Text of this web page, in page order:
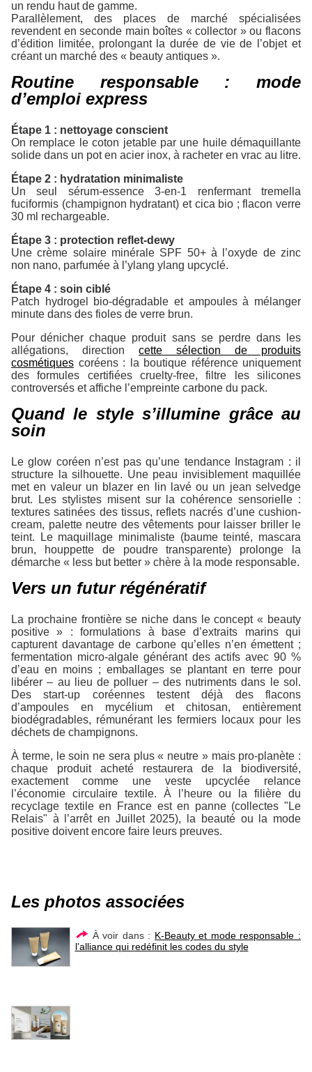
un rendu haut de gamme.
Parallèlement, des places de marché spécialisées
revendent en seconde main boîtes « collector » ou flacons
d’édition limitée, prolongant la durée de vie de l’objet et
créant un marché des « beauty antiques ».
Routine responsable : mode
d’emploi express
Étape 1 : nettoyage conscient
On remplace le coton jetable par une huile démaquillante
solide dans un pot en acier inox, à racheter en vrac au litre.
Étape 2 : hydratation minimaliste
Un seul sérum-essence 3-en-1 renfermant tremella
fuciformis (champignon hydratant) et cica bio ; flacon verre
30 ml rechargeable.
Étape 3 : protection reflet-dewy
Une crème solaire minérale SPF 50+ à l’oxyde de zinc
non nano, parfumée à l’ylang ylang upcyclé.
Étape 4 : soin ciblé
Patch hydrogel bio-dégradable et ampoules à mélanger
minute dans des fioles de verre brun.
Pour dénicher chaque produit sans se perdre dans les
allégations, direction cette sélection de produits
cosmétiques coréens : la boutique référence uniquement
des formules certifiées cruelty-free, filtre les silicones
controversés et affiche l’empreinte carbone du pack.
Quand le style s’illumine grâce au
soin
Le glow coréen n’est pas qu’une tendance Instagram : il
structure la silhouette. Une peau invisiblement maquillée
met en valeur un blazer en lin lavé ou un jean selvedge
brut. Les stylistes misent sur la cohérence sensorielle :
textures satinées des tissus, reflets nacrés d’une cushion-
cream, palette neutre des vêtements pour laisser briller le
teint. Le maquillage minimaliste (baume teinté, mascara
brun, houppette de poudre transparente) prolonge la
démarche « less but better » chère à la mode responsable.
Vers un futur régénératif
La prochaine frontière se niche dans le concept « beauty
positive » : formulations à base d’extraits marins qui
capturent davantage de carbone qu’elles n’en émettent ;
fermentation micro-algale générant des actifs avec 90 %
d’eau en moins ; emballages se plantant en terre pour
libérer – au lieu de polluer – des nutriments dans le sol.
Des start-up coréennes testent déjà des flacons
d’ampoules en mycélium et chitosan, entièrement
biodégradables, rémunérant les fermiers locaux pour les
déchets de champignons.
À terme, le soin ne sera plus « neutre » mais pro-planète :
chaque produit acheté restaurera de la biodiversité,
exactement comme une veste upcyclée relance
l’économie circulaire textile. À l’heure ou la filière du
recyclage textile en France est en panne (collectes "Le
Relais" à l’arrêt en Juillet 2025), la beauté ou la mode
positive doivent encore faire leurs preuves.
Les photos associées
À voir dans : K-Beauty et mode responsable :
l’alliance qui redéfinit les codes du style